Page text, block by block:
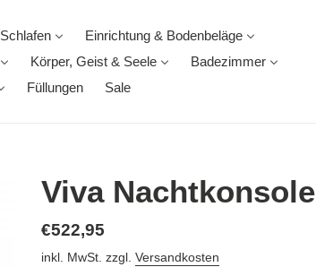
Schlafen
Einrichtung & Bodenbeläge
Körper, Geist & Seele
Badezimmer
Füllungen Sale
Viva Nachtkonsole
Normaler
Preis
€522,95
inkl. MwSt. zzgl. Versandkosten